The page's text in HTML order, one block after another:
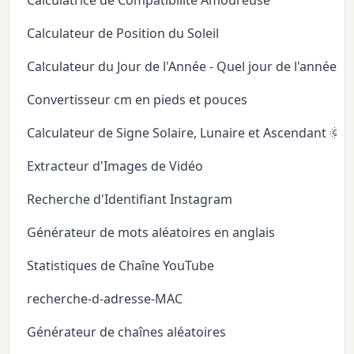
Calculateur de Position du Soleil
Calculateur du Jour de l'Année - Quel jour de l'année
Convertisseur cm en pieds et pouces
Calculateur de Signe Solaire, Lunaire et Ascendant
Extracteur d'Images de Vidéo
Recherche d'Identifiant Instagram
Générateur de mots aléatoires en anglais
Statistiques de Chaîne YouTube
recherche-d-adresse-MAC
Générateur de chaînes aléatoires